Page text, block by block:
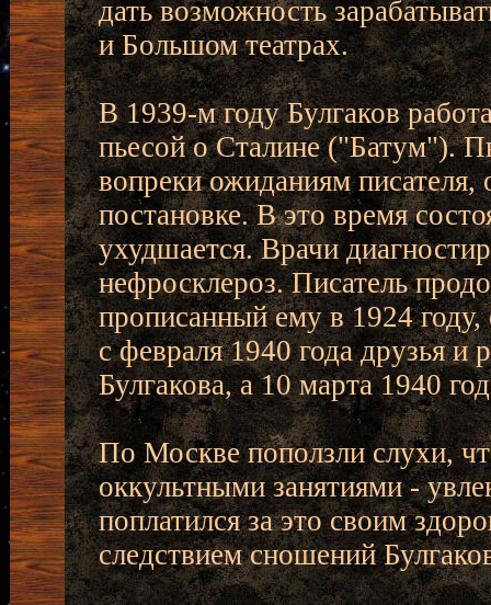
дать возможность
и Большом театрах.
В 1939-м году Булгаков
пьесой о Сталине ("Батум").
вопреки ожиданиям
постановке. В это время
ухудшается. Врачи
нефросклероз. Писатель
прописанный ему в 1924
с февраля 1940 года друзья и
Булгакова, а 10 марта 1940
По Москве поползли слухи,
оккультными занятиями -
поплатился за это своим
следствием сношений